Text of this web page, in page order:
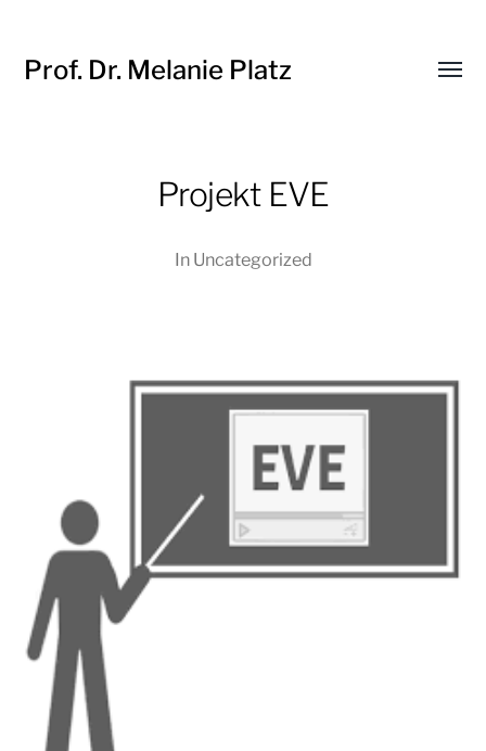
Prof. Dr. Melanie Platz
Menü
Projekt EVE
In Uncategorized